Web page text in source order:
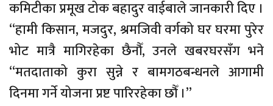
कमिटीका प्रमूख टोक बहादुर वाईबाले जानकारी दिए ।
“हामी किसान, मजदुर, श्रमजिवी वर्गको घर घरमा पुरेर
भोट मात्रै मागिरहेका छैनौँ, उनले खबरघरसँग भने
“मतदाताको कुरा सुन्ने र बामगठबन्धनले आगामी
दिनमा गर्ने योजना प्रष्ट पारिरहेका छौँ ।”